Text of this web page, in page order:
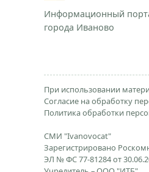
Информационный
города Иваново
При использовании
Согласие на обработку
Политика обработки
СМИ "Ivanovocat"
Зарегистрировано
ЭЛ № ФС 77-81284 от